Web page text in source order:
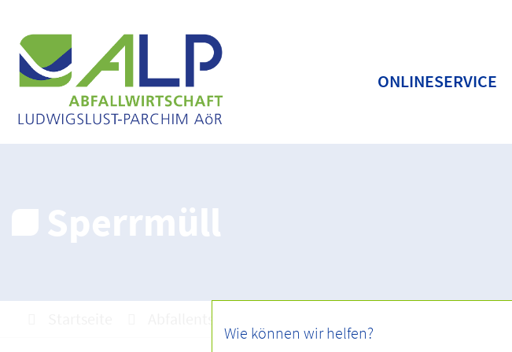
ONLINESERVICE
Sperrmüll